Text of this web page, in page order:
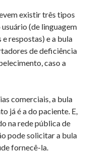
existir três tipos
(de linguagem
respostas) e a bula
de deficiência
caso a
comerciais, a bula
já é a do paciente. E,
na rede pública de
pode solicitar a bula
fornecê-la.